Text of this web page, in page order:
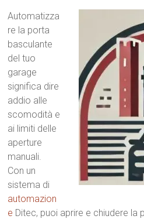
Automatizza
re la porta
basculante
del tuo
garage
significa dire
addio alle
scomodità e
ai limiti delle
aperture
manuali.
Con un
sistema di
automazion
e Ditec, puoi aprire e chiudere